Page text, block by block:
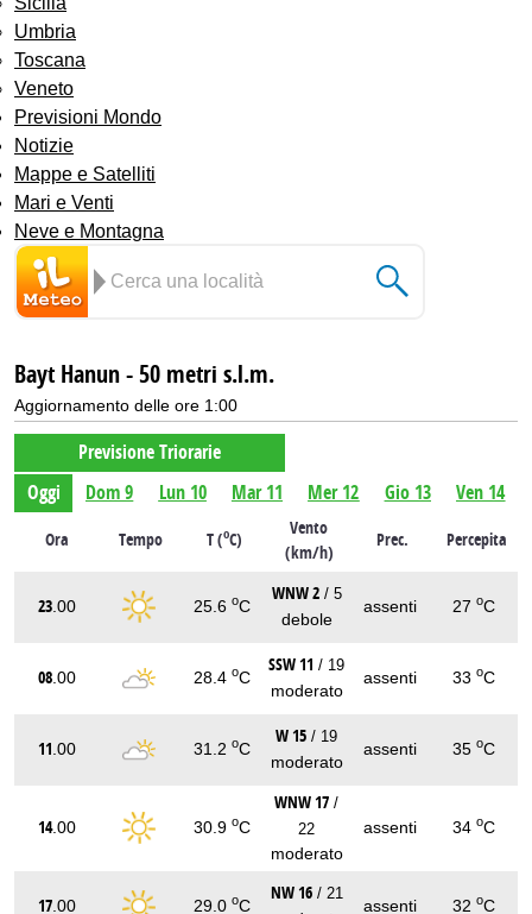
Umbria
Toscana
Veneto
Previsioni Mondo
Notizie
Mappe e Satelliti
Mari e Venti
Neve e Montagna
Bayt Hanun - 50 metri s.l.m.
Aggiornamento delle ore 1:00
Previsione Triorarie
Oggi
Dom 9 Lun 10 Mar 11 Mer 12 Gio 13 Ven 14
Ora Tempo T (oC)
Vento
(km/h)
Prec. Percepita
23 .00 25.6 oC
WNW 2 / 5
debole
assenti 27 oC
08 .00 28.4 oC
SSW 11 / 19
moderato
assenti 33 oC
11 .00 31.2 oC
W 15 / 19
moderato
assenti 35 oC
14.00 30.9 oC
WNW 17 /
22
moderato
assenti 34 oC
17 .00 29.0 oC
NW 16 / 21
assenti 32 oC